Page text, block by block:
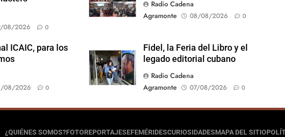
08/2026 0
Radio Cadena
Agramonte
08/08/2026 0
ICAIC, para los
08/2026 0
Fidel, la Feria del Libro y el
legado editorial cubano
Radio Cadena
Agramonte
07/08/2026 0
¿QUIÉNES SOMOS?FOTOREPORTAJESEFEMÉRIDESCURIOSIDADESMAPA DEL SITIO